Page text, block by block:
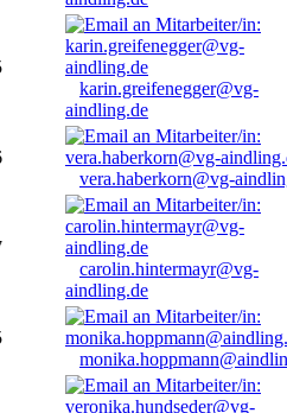
karin.greifenegger@vg-
aindling.de
vera.haberkorn@vg-
carolin.hintermayr@vg-
aindling.de